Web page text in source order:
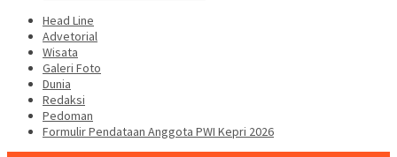
Head Line
Advetorial
Wisata
Galeri Foto
Dunia
Redaksi
Pedoman
Formulir Pendataan Anggota PWI Kepri 2026